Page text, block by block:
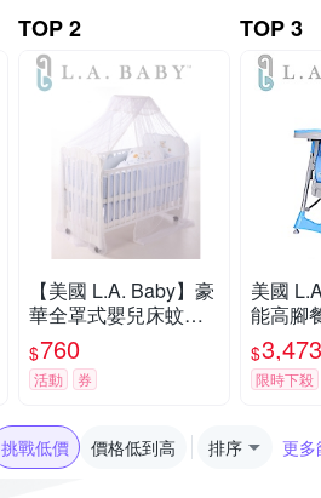
TOP 2
【美國 L.A. Baby】豪
華全罩式嬰兒床蚊帳
(加大加長型/高雅婚紗
白色)
$760
活動 券
TOP 3
美國
能高腳
款(3色
藍色、
$3,473
限時下殺
挑戰低價 價格低到高 排序 更多